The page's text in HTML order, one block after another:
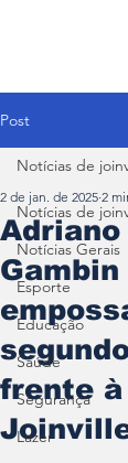
Post
Notícias de
Notícias Gerais
Esporte
Educação
Saúde
Segurança
Lazer
Notícias de
Adriano
Gambin
frente
2 de jan. de 2025 2